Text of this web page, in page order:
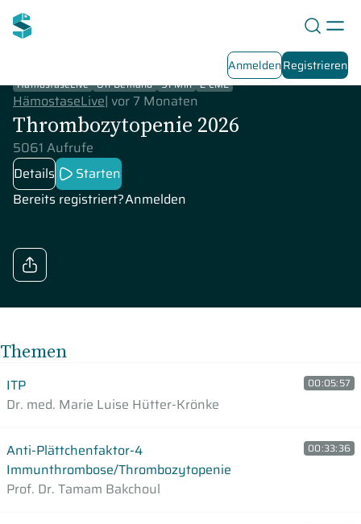
AnmeldenRegistrieren
HämostaseLive On-Demand 91 Min 2 CME
HämostaseLive| vor 7 Monaten
Thrombozytopenie 2026
5061 Aufrufe
Details
Starten
Bereits registriert?Anmelden
Themen
ITP
Dr. med. Marie Luise Hütter-Krönke
00:05:57
Anti-Plättchenfaktor-4
Immunthrombose/Thrombozytopenie
Prof. Dr. Tamam Bakchoul
00:33:36